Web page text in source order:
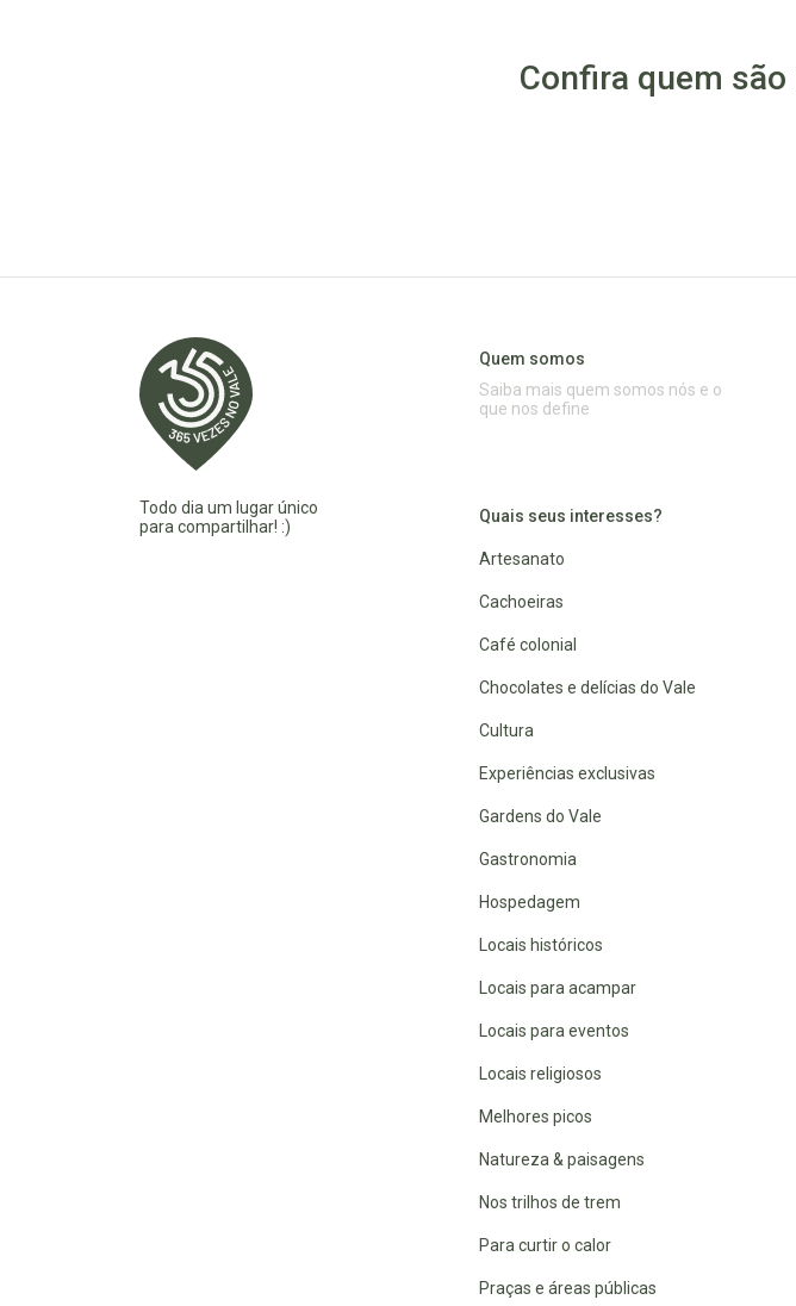
Confira quem
Todo dia um lugar único
para compartilhar! :)
Quem somos
Saiba mais quem somos nós e o
que nos define
Quais seus interesses?
Artesanato
Cachoeiras
Café colonial
Chocolates e delícias do Vale
Cultura
Experiências exclusivas
Gardens do Vale
Gastronomia
Hospedagem
Locais históricos
Locais para acampar
Locais para eventos
Locais religiosos
Melhores picos
Natureza & paisagens
Nos trilhos de trem
Para curtir o calor
Praças e áreas públicas